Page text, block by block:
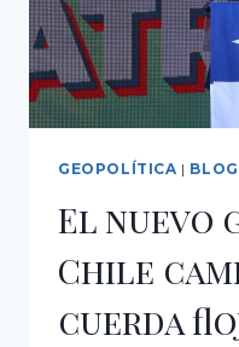
Y
UN
SÓLIDO
FISCAL
GEOPOLÍTICA | BLOG
El nuevo
Chile
cuerda